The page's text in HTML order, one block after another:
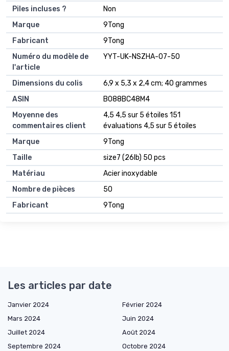
Piles incluses ?
‎Non
Marque
‎9Tong
Fabricant
‎9Tong
Numéro du modèle de
l'article
‎YYT-UK-NSZHA-07-50
Dimensions du colis
‎6,9 x 5,3 x 2,4 cm; 40 grammes
ASIN
‎B088BC48M4
Moyenne des
commentaires client
4,5 4,5 sur 5 étoiles 151
évaluations 4,5 sur 5 étoiles
Marque
9Tong
Taille
size7 (26lb) 50 pcs
Matériau
Acier inoxydable
Nombre de pièces
50
Fabricant
9Tong
Les articles par date
Janvier 2024
Février 2024
Mars 2024
Juin 2024
Juillet 2024
Août 2024
Septembre 2024
Octobre 2024